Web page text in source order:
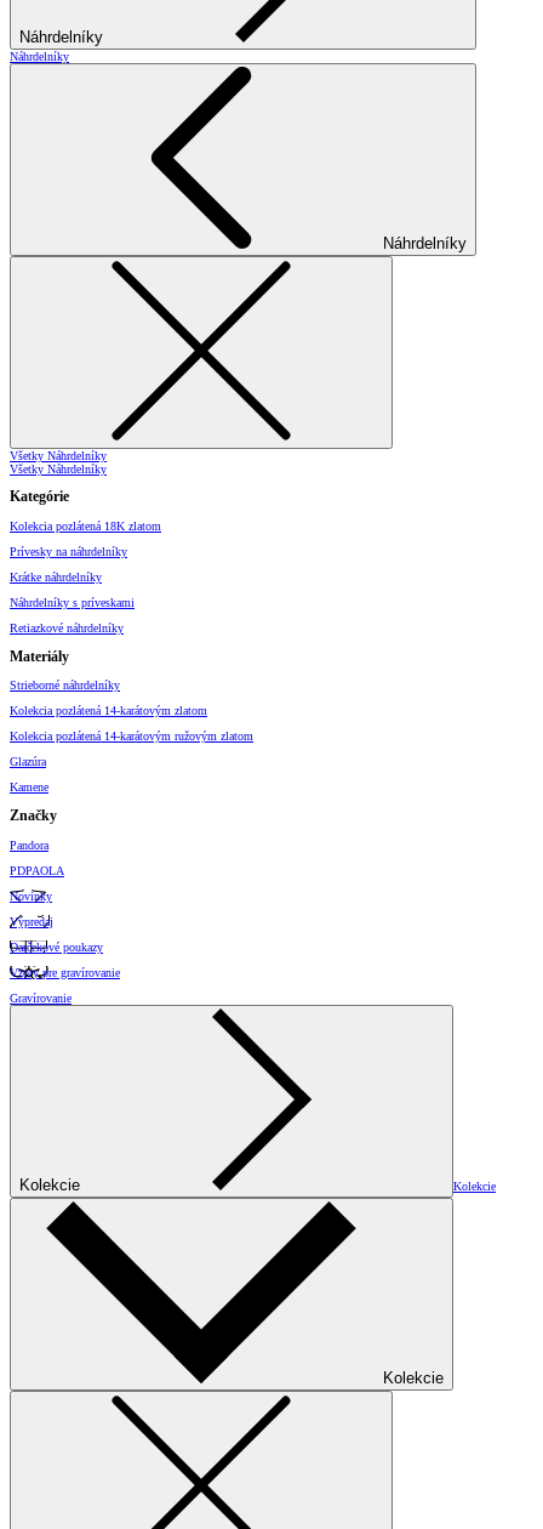
Náhrdelníky
Náhrdelníky
Náhrdelníky
Všetky Náhrdelníky
Všetky Náhrdelníky
Kategórie
Kolekcia pozlátená 18K zlatom
Prívesky na náhrdelníky
Krátke náhrdelníky
Náhrdelníky s príveskami
Retiazkové náhrdelníky
Materiály
Strieborné náhrdelníky
Kolekcia pozlátená 14-karátovým zlatom
Kolekcia pozlátená 14-karátovým ružovým zlatom
Glazúra
Kamene
Značky
Pandora
PDPAOLA
Novinky
Výpredaj
Darčekové poukazy
Vzory pre gravírovanie
Gravírovanie
Kolekcie Kolekcie
Kolekcie